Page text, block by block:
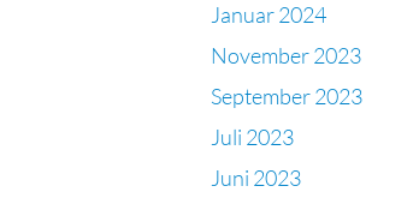
Januar 2024
November 2023
September 2023
Juli 2023
Juni 2023